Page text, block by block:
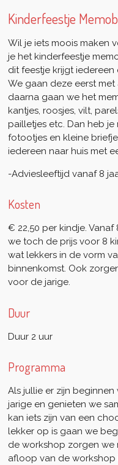
Kinderfeestje
Wil je iets moois maken
je het kinderfeestje
dit feestje krijgt
We gaan deze eerst
daarna gaan we het
kantjes, roosjes, vilt,
pailletjes etc. Dan heb
fotootjes en kleine
iedereen naar huis met
-Adviesleeftijd vanaf 8
Kosten
€ 22,50 per kindje.
we toch de prijs voor 8
wat lekkers in de vorm
binnenkomst. Ook
voor de jarige.
Duur
Duur 2 uur
Programma
Als jullie er zijn
jarige en genieten we
kan iets zijn van een
lekker op is gaan we
de workshop zorgen we
afloop van de